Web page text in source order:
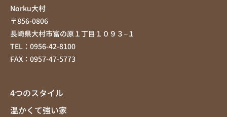
Norku大村
〒856-0806
長崎県大村市富の原１丁目１０９３−１
TEL：0956-42-8100
FAX：0957-47-5773
4つのスタイル
温かくて強い家